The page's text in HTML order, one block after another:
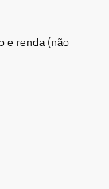
e renda (não